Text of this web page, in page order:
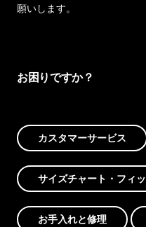
願いします。
お困りですか？
カスタマーサービス
サイズチャート・フィ
お手入れと修理